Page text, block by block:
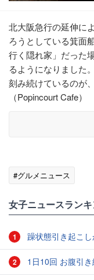
北大阪急行の延伸に
ろうとしている箕面
行く隠れ家」だった
るようになりました
刻み続けているのが
（Popincourt Cafe）
#グルメニュース
女子ニュースラン
1 躁状態引き起こ
2 1日10回 お腹引